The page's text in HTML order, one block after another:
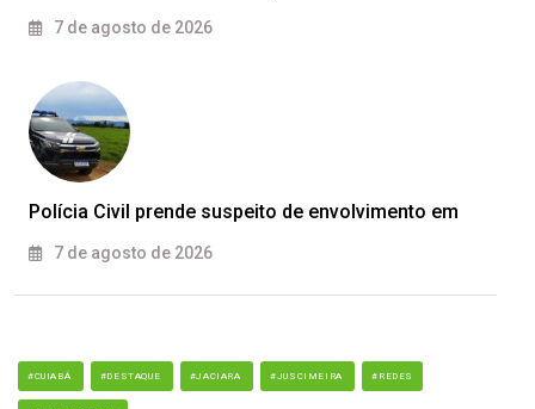
7 de agosto de 2026
Polícia Civil prende suspeito de envolvimento em
7 de agosto de 2026
#CUIABÁ #DESTAQUE #JACIARA #JUSCIMEIRA #REDES